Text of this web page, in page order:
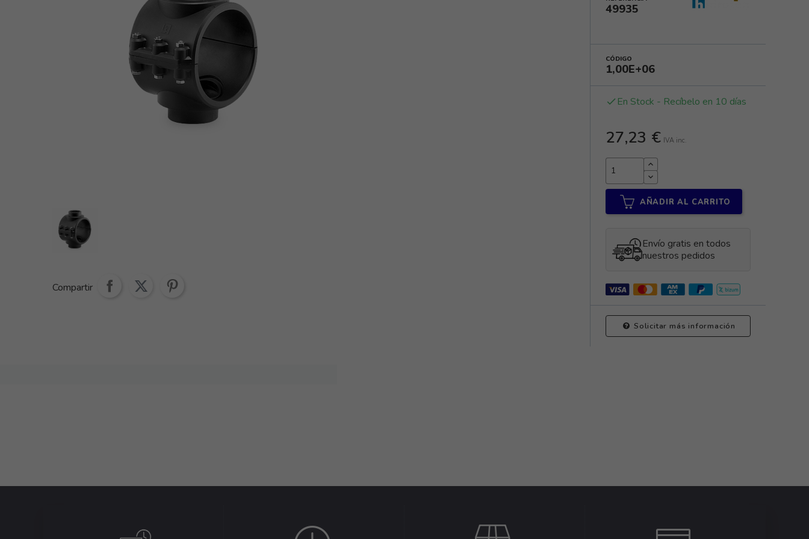
Compartir
49935
CÓDIGO
1,00E+06
done En Stock - Recíbelo en 10 días
27,23 € IVA inc.
AÑADIR AL CARRITO
Envío gratis en todos
nuestros pedidos
Solicitar más información